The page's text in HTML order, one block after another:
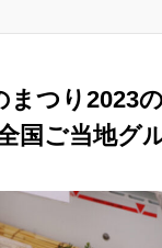
まつり2023
国ご当地グ